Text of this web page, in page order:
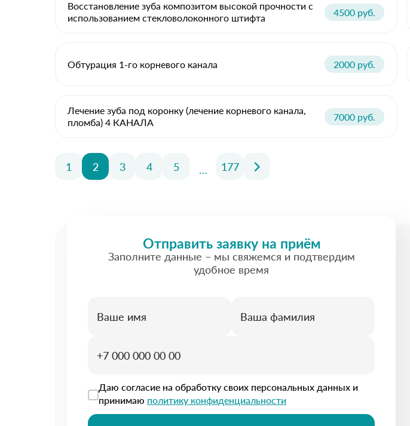
Восстановление зуба композитом высокой прочности с
использованием стекловолоконного штифта
4500 руб.
Обтурация 1-го корневого канала 2000 руб.
Лечение зуба под коронку (лечение корневого канала,
пломба) 4 КАНАЛА
7000 руб.
1 2 3 4 5 … 177
Отправить заявку на приём
Заполните данные – мы свяжемся и подтвердим
удобное время
Даю согласие на обработку своих персональных данных и
принимаю политику конфиденциальности